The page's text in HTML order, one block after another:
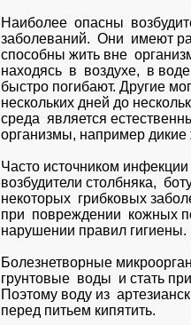
Наиболее  опасны
заболеваний.  Они  имеют
способны жить вне
находясь  в  воздухе,  в
быстро погибают. Другие
нескольких дней до
среда  является
организмы, например
Часто источником инфекции
возбудители столбняка,
некоторых  грибковых
при  повреждении  кожных
нарушении правил гигиены.
Болезнетворные
грунтовые  воды  и стать
Поэтому воду из
перед питьем кипятить.